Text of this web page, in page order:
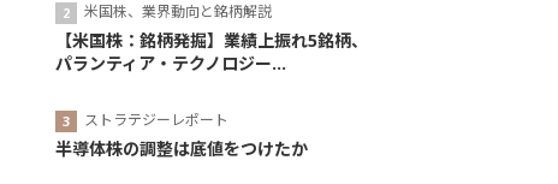
米国株、業界動向と銘柄解説
【米国株：銘柄発掘】業績上振れ5銘柄、
パランティア・テクノロジー...
ストラテジーレポート
半導体株の調整は底値をつけたか